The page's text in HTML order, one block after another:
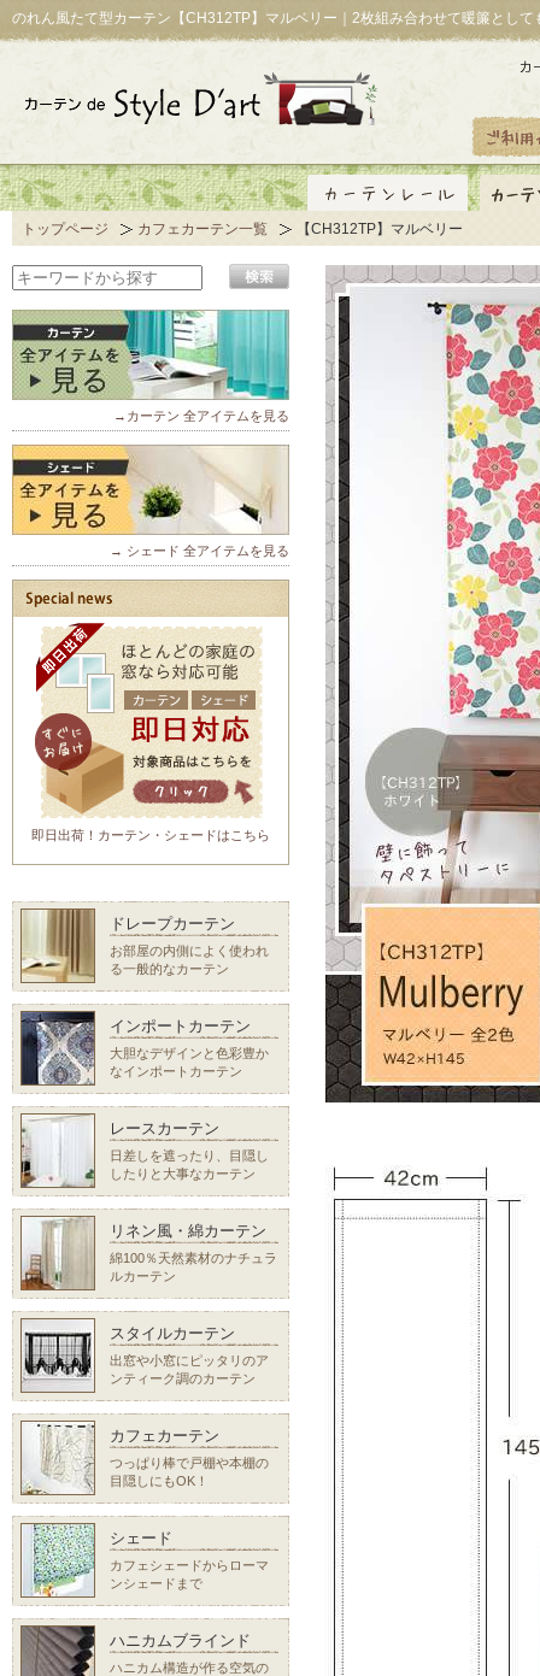
のれん風たて型カーテン【CH312TP】マルベリー｜2枚組み合わせて暖簾とし
トップページ カフェカーテン一覧 【CH312TP】マルベリー
→カーテン 全アイテムを見る
→ シェード 全アイテムを見る
即日出荷！カーテン・シェードはこちら
ドレープカーテン
お部屋の内側によく使われ
る一般的なカーテン
インポートカーテン
大胆なデザインと色彩豊か
なインポートカーテン
レースカーテン
日差しを遮ったり、目隠し
したりと大事なカーテン
リネン風・綿カーテン
綿100％天然素材のナチュラ
ルカーテン
スタイルカーテン
出窓や小窓にピッタリのア
ンティーク調のカーテン
カフェカーテン
つっぱり棒で戸棚や本棚の
目隠しにもOK！
シェード
カフェシェードからローマ
ンシェードまで
ハニカムブラインド
ハニカム構造が作る空気の